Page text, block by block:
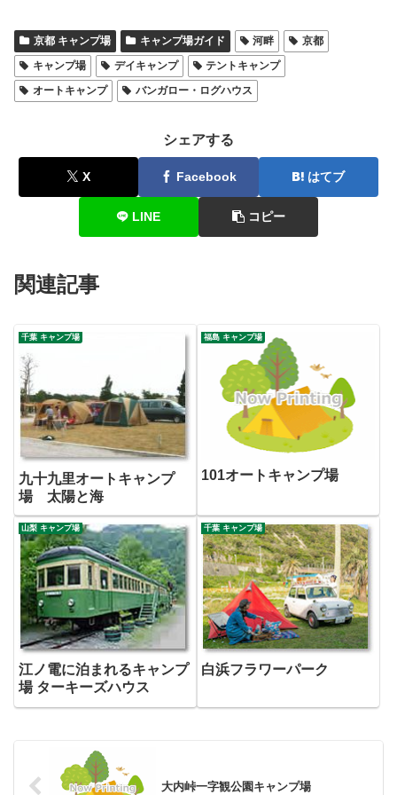
京都 キャンプ場 キャンプ場ガイド 河畔
京都
キャンプ場
デイキャンプ
テントキャンプ
オートキャンプ
バンガロー・ログハウス
シェアする
X Facebook はてブ
LINE コピー
関連記事
千葉 キャンプ場
九十九里オートキャンプ
場 太陽と海
福島 キャンプ場
101オートキャンプ場
山梨 キャンプ場
江ノ電に泊まれるキャンプ
場 ターキーズハウス
千葉 キャンプ場
白浜フラワーパーク
大内峠一字観公園キャンプ場